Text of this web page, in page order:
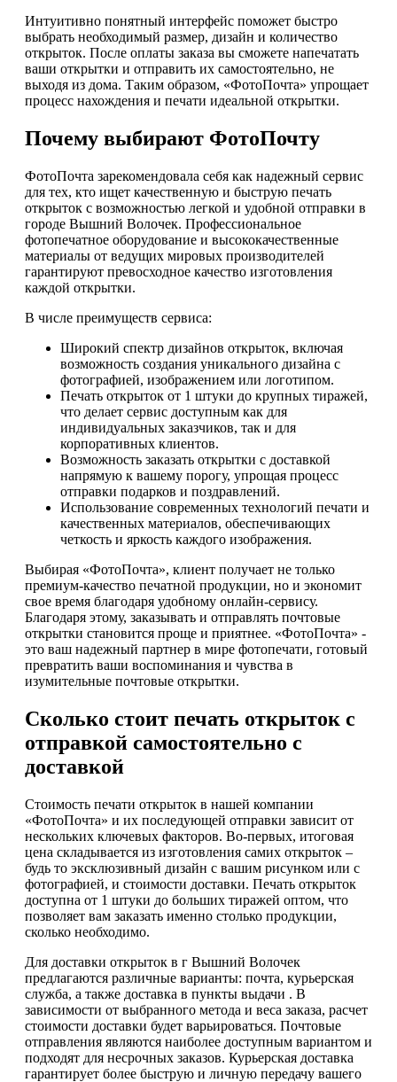
Интуитивно понятный интерфейс поможет быстро
выбрать необходимый размер, дизайн и количество
открыток. После оплаты заказа вы сможете напечатать
ваши открытки и отправить их самостоятельно, не
выходя из дома. Таким образом, «ФотоПочта» упрощает
процесс нахождения и печати идеальной открытки.
Почему выбирают ФотоПочту
ФотоПочта зарекомендовала себя как надежный сервис
для тех, кто ищет качественную и быструю печать
открыток с возможностью легкой и удобной отправки в
городе Вышний Волочек. Профессиональное
фотопечатное оборудование и высококачественные
материалы от ведущих мировых производителей
гарантируют превосходное качество изготовления
каждой открытки.
В числе преимуществ сервиса:
Широкий спектр дизайнов открыток, включая
возможность создания уникального дизайна с
фотографией, изображением или логотипом.
Печать открыток от 1 штуки до крупных тиражей,
что делает сервис доступным как для
индивидуальных заказчиков, так и для
корпоративных клиентов.
Возможность заказать открытки с доставкой
напрямую к вашему порогу, упрощая процесс
отправки подарков и поздравлений.
Использование современных технологий печати и
качественных материалов, обеспечивающих
четкость и яркость каждого изображения.
Выбирая «ФотоПочта», клиент получает не только
премиум-качество печатной продукции, но и экономит
свое время благодаря удобному онлайн-сервису.
Благодаря этому, заказывать и отправлять почтовые
открытки становится проще и приятнее. «ФотоПочта» -
это ваш надежный партнер в мире фотопечати, готовый
превратить ваши воспоминания и чувства в
изумительные почтовые открытки.
Сколько стоит печать открыток с
отправкой самостоятельно с
доставкой
Стоимость печати открыток в нашей компании
«ФотоПочта» и их последующей отправки зависит от
нескольких ключевых факторов. Во-первых, итоговая
цена складывается из изготовления самих открыток –
будь то эксклюзивный дизайн с вашим рисунком или с
фотографией, и стоимости доставки. Печать открыток
доступна от 1 штуки до больших тиражей оптом, что
позволяет вам заказать именно столько продукции,
сколько необходимо.
Для доставки открыток в г Вышний Волочек
предлагаются различные варианты: почта, курьерская
служба, а также доставка в пункты выдачи . В
зависимости от выбранного метода и веса заказа, расчет
стоимости доставки будет варьироваться. Почтовые
отправления являются наиболее доступным вариантом и
подходят для несрочных заказов. Курьерская доставка
гарантирует более быструю и личную передачу вашего